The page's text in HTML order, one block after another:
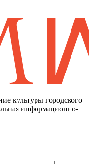
культуры городского
информационно-